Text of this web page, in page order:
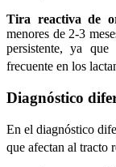
Tira reactiva de
menores de 2-3
persistente, ya
frecuente en los
Diagnóstico
En el diagnóstico
que afectan al tracto